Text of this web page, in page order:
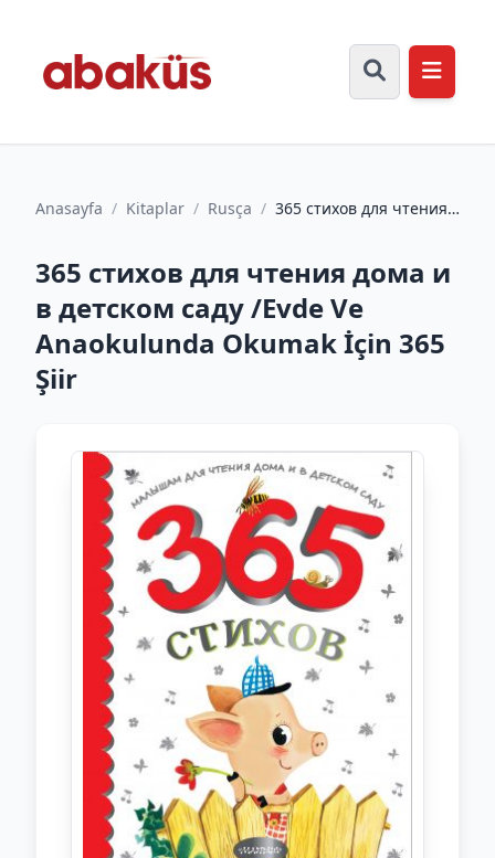
Anasayfa / Kitaplar / Rusça / 365 стихов для чтения
365 стихов для чтения дома и
в детском саду /Evde Ve
Anaokulunda Okumak İçin 365
Şiir